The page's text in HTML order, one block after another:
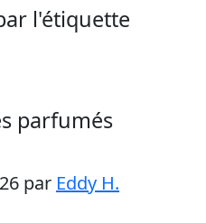
l'étiquette
parfumés
par Eddy H.